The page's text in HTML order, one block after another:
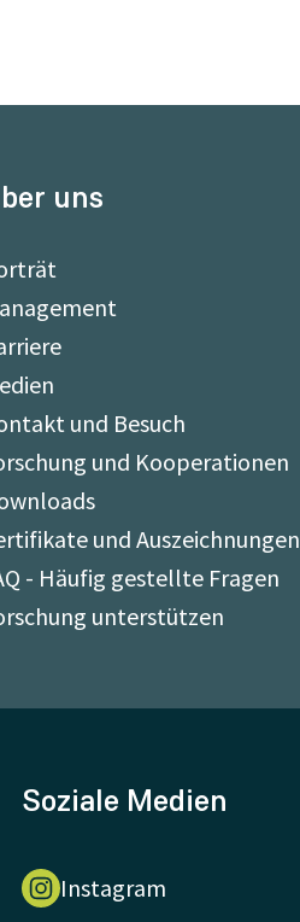
uns
und Besuch
und Kooperationen
und Auszeichnungen
- Häufig gestellte Fragen
unterstützen
Soziale Medien
Instagram